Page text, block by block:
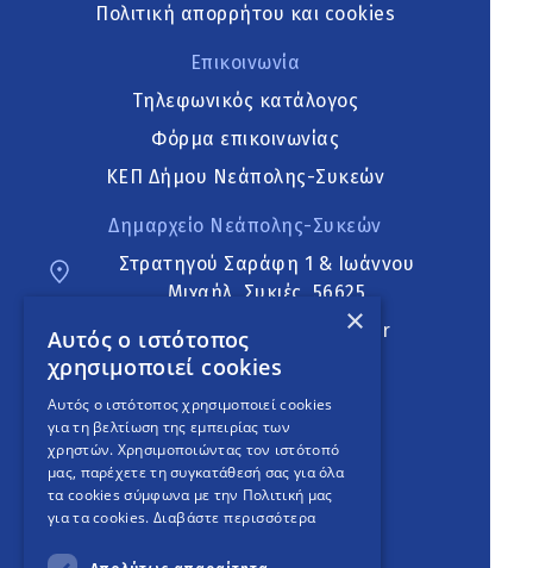
Πολιτική απορρήτου και cookies
Επικοινωνία
Τηλεφωνικός κατάλογος
Φόρμα επικοινωνίας
ΚΕΠ Δήμου Νεάπολης-Συκεών
Δημαρχείο Νεάπολης-Συκεών
Στρατηγού Σαράφη 1 & Ιωάννου
Μιχαήλ, Συκιές, 56625
neapoli.sykies@ddt.gov.gr
Ακολουθήστε
English Version
An project
×
Αυτός ο ιστότοπος
χρησιμοποιεί cookies
Αυτός ο ιστότοπος χρησιμοποιεί cookies
για τη βελτίωση της εμπειρίας των
χρηστών. Χρησιμοποιώντας τον ιστότοπό
μας, παρέχετε τη συγκατάθεσή σας για όλα
τα cookies σύμφωνα με την Πολιτική μας
για τα cookies. Διαβάστε περισσότερα